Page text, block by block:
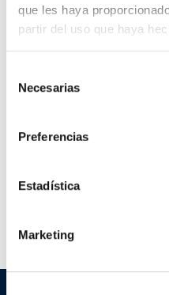
que les haya
partir del uso que haya
Necesarias
Preferencias
Estadística
Marketing